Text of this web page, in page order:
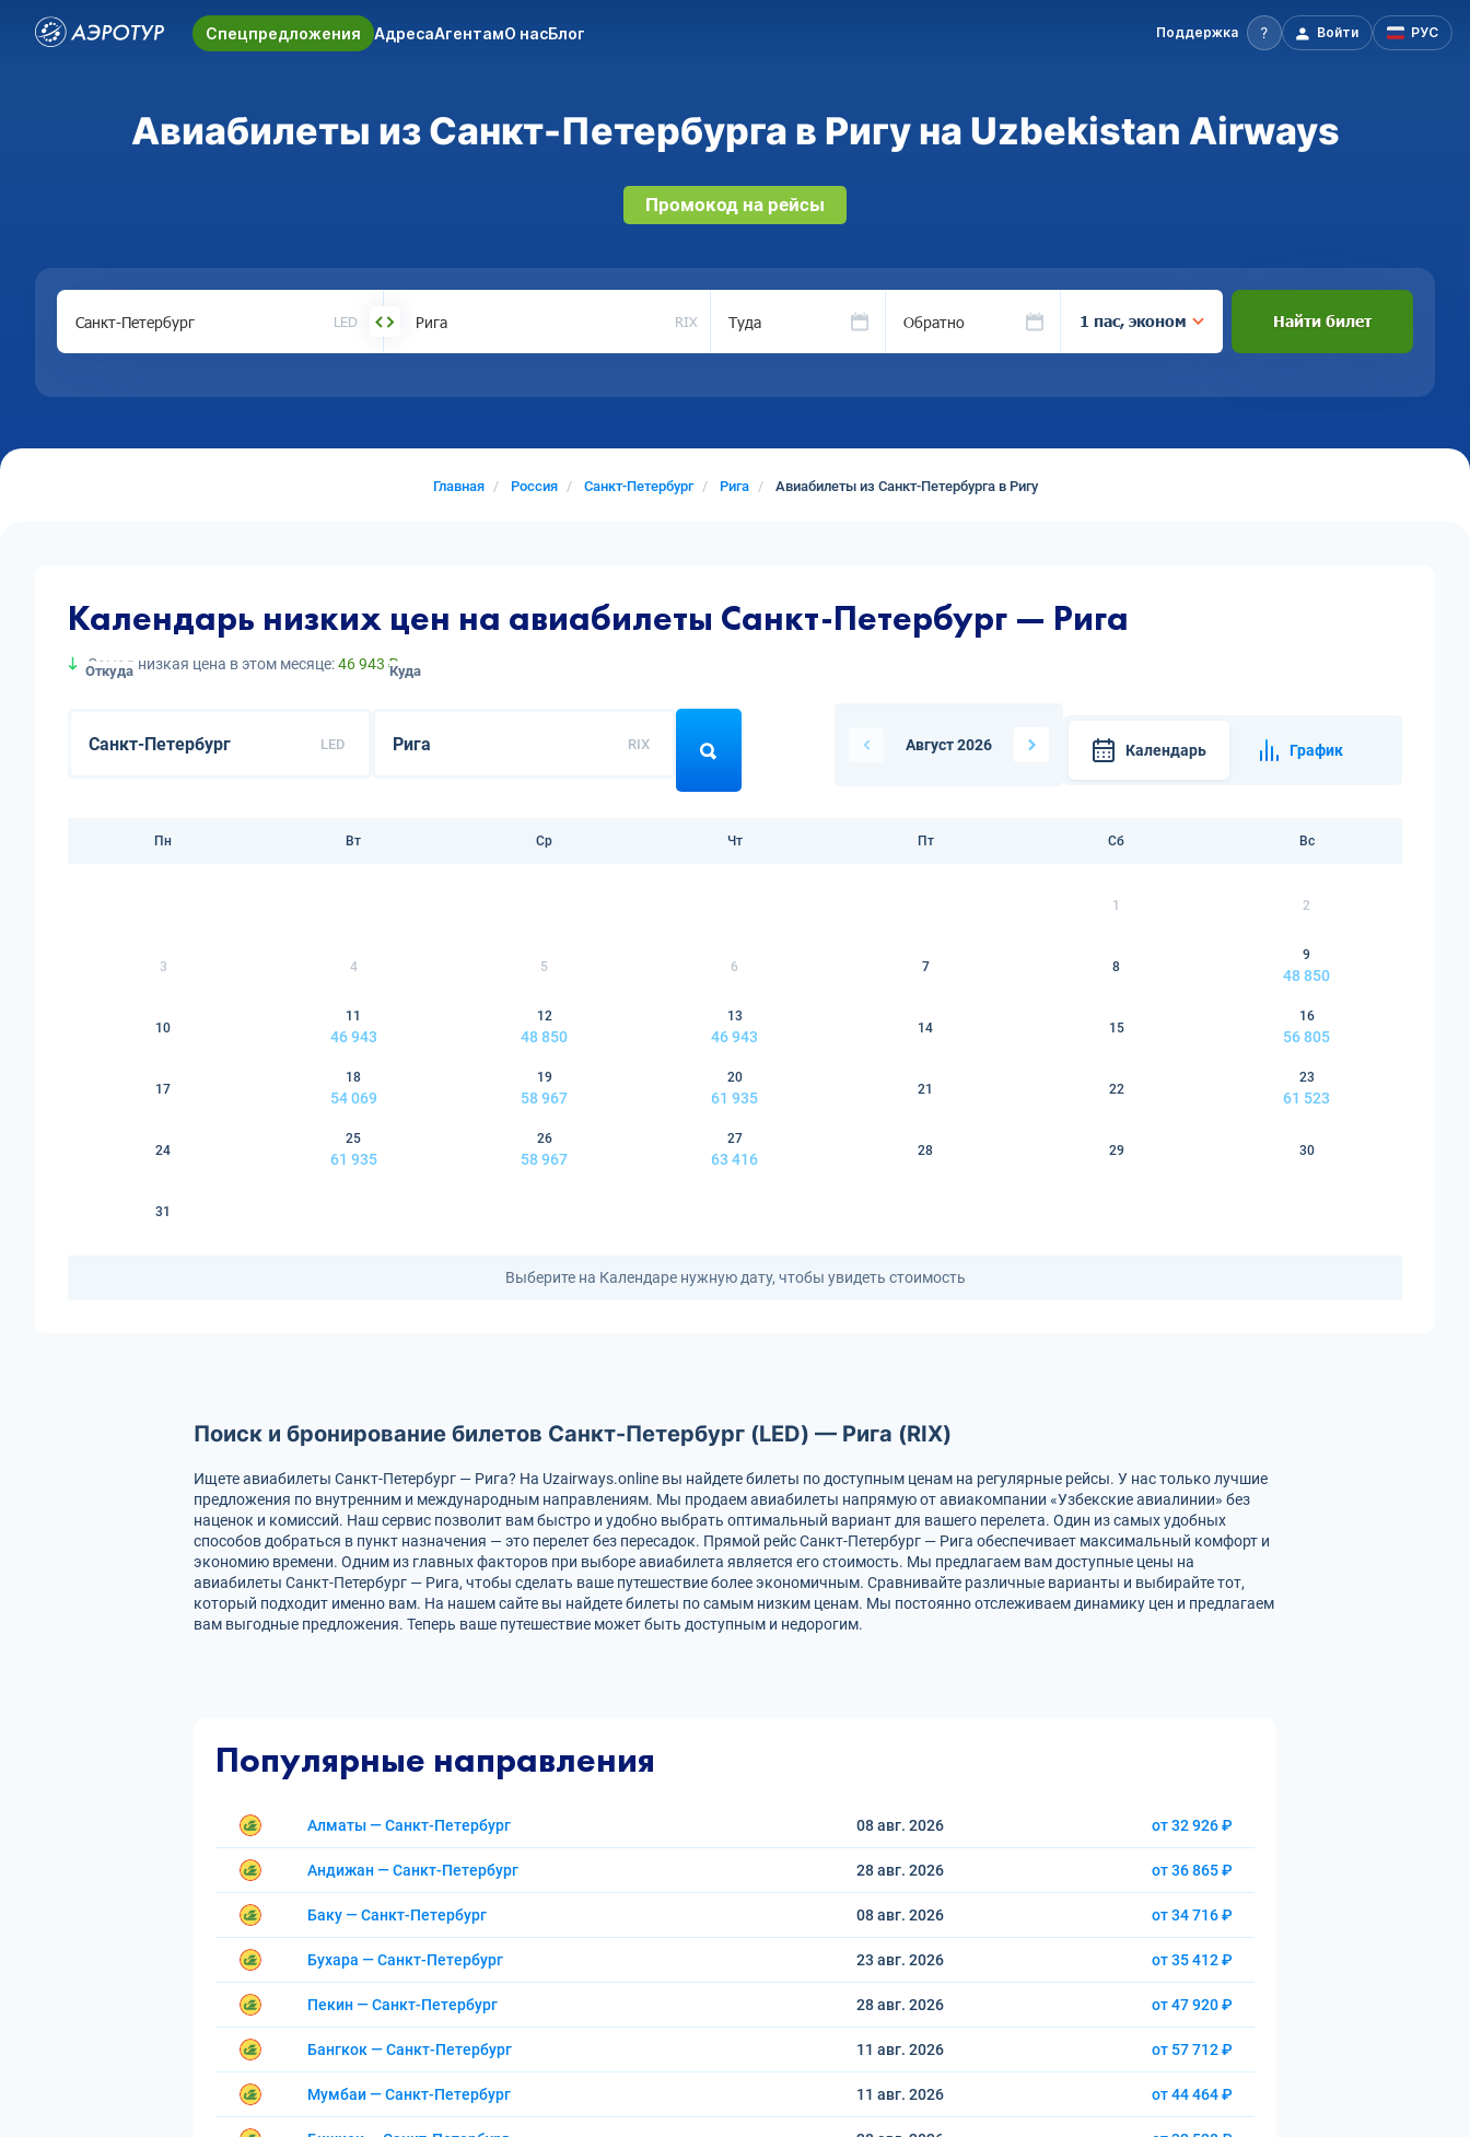
Спецпредложения АдресаАгентамО насБлог Поддержка Войти РУС
Авиабилеты из Санкт-Петербурга в Ригу на Uzbekistan Airways
Промокод на рейсы
LED RIX Туда Обратно 1 пас, эконом Найти билет
Главная Россия Санкт-Петербург Рига Авиабилеты из Санкт-Петербурга в Ригу
Календарь низких цен на авиабилеты Санкт-Петербург — Рига
Самая низкая цена в этом месяце:46 943 ₽
Откуда
LED
Куда
RIX Август 2026 Календарь График
Пн Вт Ср Чт Пт Сб Вс
1 2
3 4 5 6 7 8
9
48 850
10
11
46 943
12
48 850
13
46 943
14 15
16
56 805
17
18
54 069
19
58 967
20
61 935
21 22
23
61 523
24
25
61 935
26
58 967
27
63 416
28 29 30
31
Выберите на Календаре нужную дату, чтобы увидеть стоимость
Поиск и бронирование билетов Санкт-Петербург (LED) — Рига (RIX)
Ищете авиабилеты Санкт-Петербург — Рига? На Uzairways.online вы найдете билеты по доступным ценам на регулярные рейсы. У нас только лучшие
предложения по внутренним и международным направлениям. Мы продаем авиабилеты напрямую от авиакомпании «Узбекские авиалинии» без
наценок и комиссий. Наш сервис позволит вам быстро и удобно выбрать оптимальный вариант для вашего перелета. Один из самых удобных
способов добраться в пункт назначения — это перелет без пересадок. Прямой рейс Санкт-Петербург — Рига обеспечивает максимальный комфорт и
экономию времени. Одним из главных факторов при выборе авиабилета является его стоимость. Мы предлагаем вам доступные цены на
авиабилеты Санкт-Петербург — Рига, чтобы сделать ваше путешествие более экономичным. Сравнивайте различные варианты и выбирайте тот,
который подходит именно вам. На нашем сайте вы найдете билеты по самым низким ценам. Мы постоянно отслеживаем динамику цен и предлагаем
вам выгодные предложения. Теперь ваше путешествие может быть доступным и недорогим.
Популярные направления
Алматы — Санкт-Петербург 08 авг. 2026 от 32 926 ₽
Андижан — Санкт-Петербург 28 авг. 2026 от 36 865 ₽
Баку — Санкт-Петербург 08 авг. 2026 от 34 716 ₽
Бухара — Санкт-Петербург 23 авг. 2026 от 35 412 ₽
Пекин — Санкт-Петербург 28 авг. 2026 от 47 920 ₽
Бангкок — Санкт-Петербург 11 авг. 2026 от 57 712 ₽
Мумбаи — Санкт-Петербург 11 авг. 2026 от 44 464 ₽